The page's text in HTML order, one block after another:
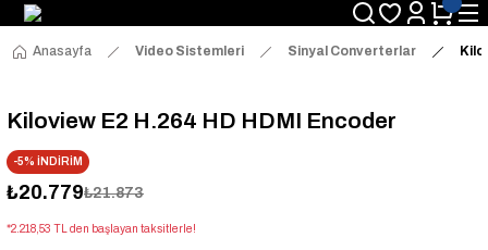
Anasayfa Video Sistemleri Sinyal Converterlar
Kiloview E2 H.264 HD HDMI Encoder
-5% İNDİRİM
₺20.779₺21.873
*2.218,53 TL den başlayan taksitlerle!